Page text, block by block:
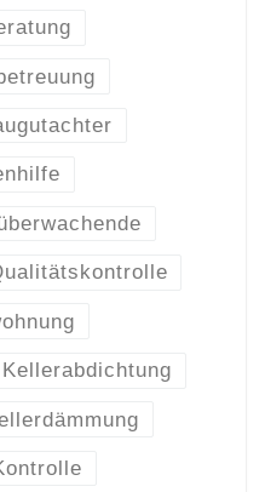
Kellerabdichtung